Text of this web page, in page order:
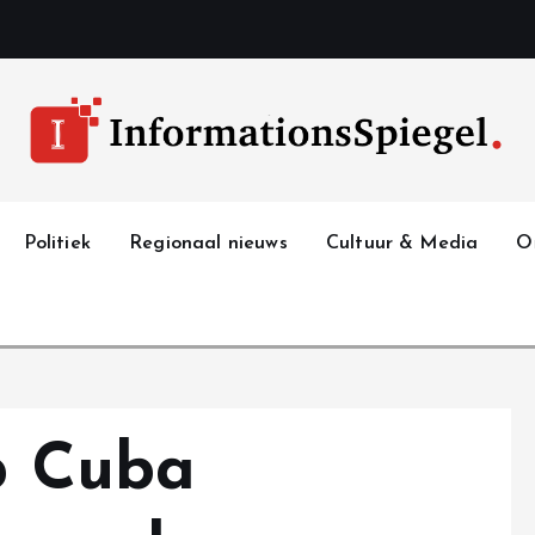
Politiek Regionaal nieuws Cultuur & Media
Cuba